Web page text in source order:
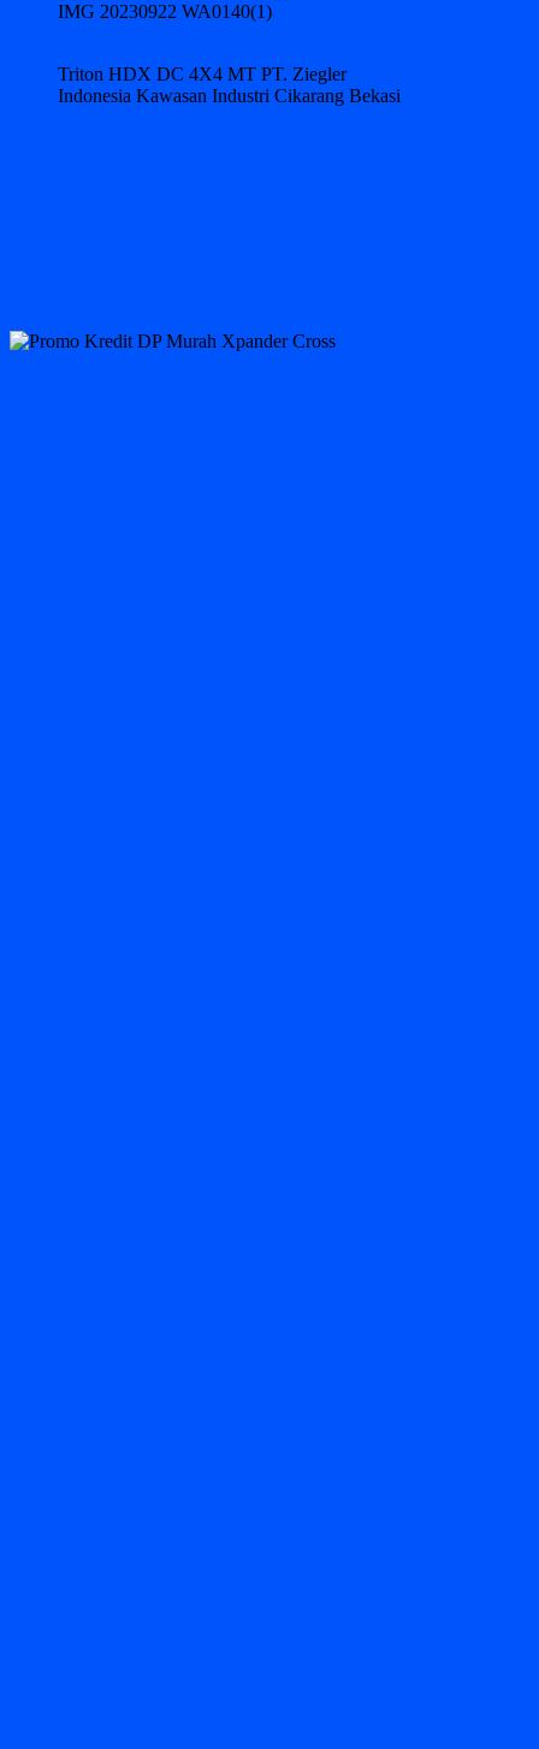
IMG 20230922 WA0140(1)
Triton HDX DC 4X4 MT PT. Ziegler
Indonesia Kawasan Industri Cikarang Bekasi